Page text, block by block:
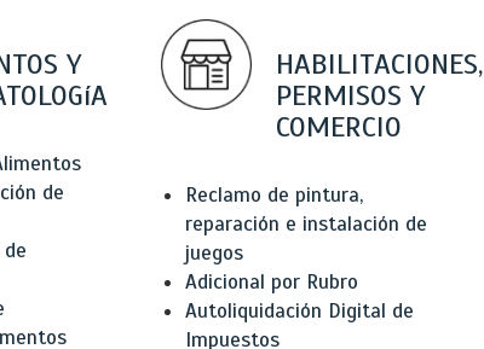
Y
de
HABILITACIONES,
PERMISOS Y
COMERCIO
Reclamo de pintura,
reparación e instalación de
juegos
Adicional por Rubro
Autoliquidación Digital de
Impuestos